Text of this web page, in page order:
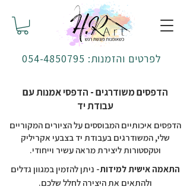
לפרטים והזמנות: 054-4850795
הדפסים משודרגים - הדפסי אמנות עם
עבודת יד
הדפסים איכותיים המבוססים על הציורים המקוריים
שלי, המשודרגים בעבודת יד בצבעי אקריליק
וטקסטורות ליצירת מראה עשיר וייחודי.
התאמה אישית למידות- ניתן להזמין במגוון גדלים
ולהתאים את היצירה לחלל שלכם.